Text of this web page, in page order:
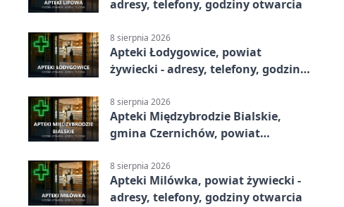
adresy, telefony, godziny otwarcia
8 sierpnia 2026
Apteki Łodygowice, powiat
żywiecki - adresy, telefony, godziny
8 sierpnia 2026
Apteki Międzybrodzie Bialskie,
gmina Czernichów, powiat
otwarcia
8 sierpnia 2026
Apteki Milówka, powiat żywiecki -
adresy, telefony, godziny otwarcia